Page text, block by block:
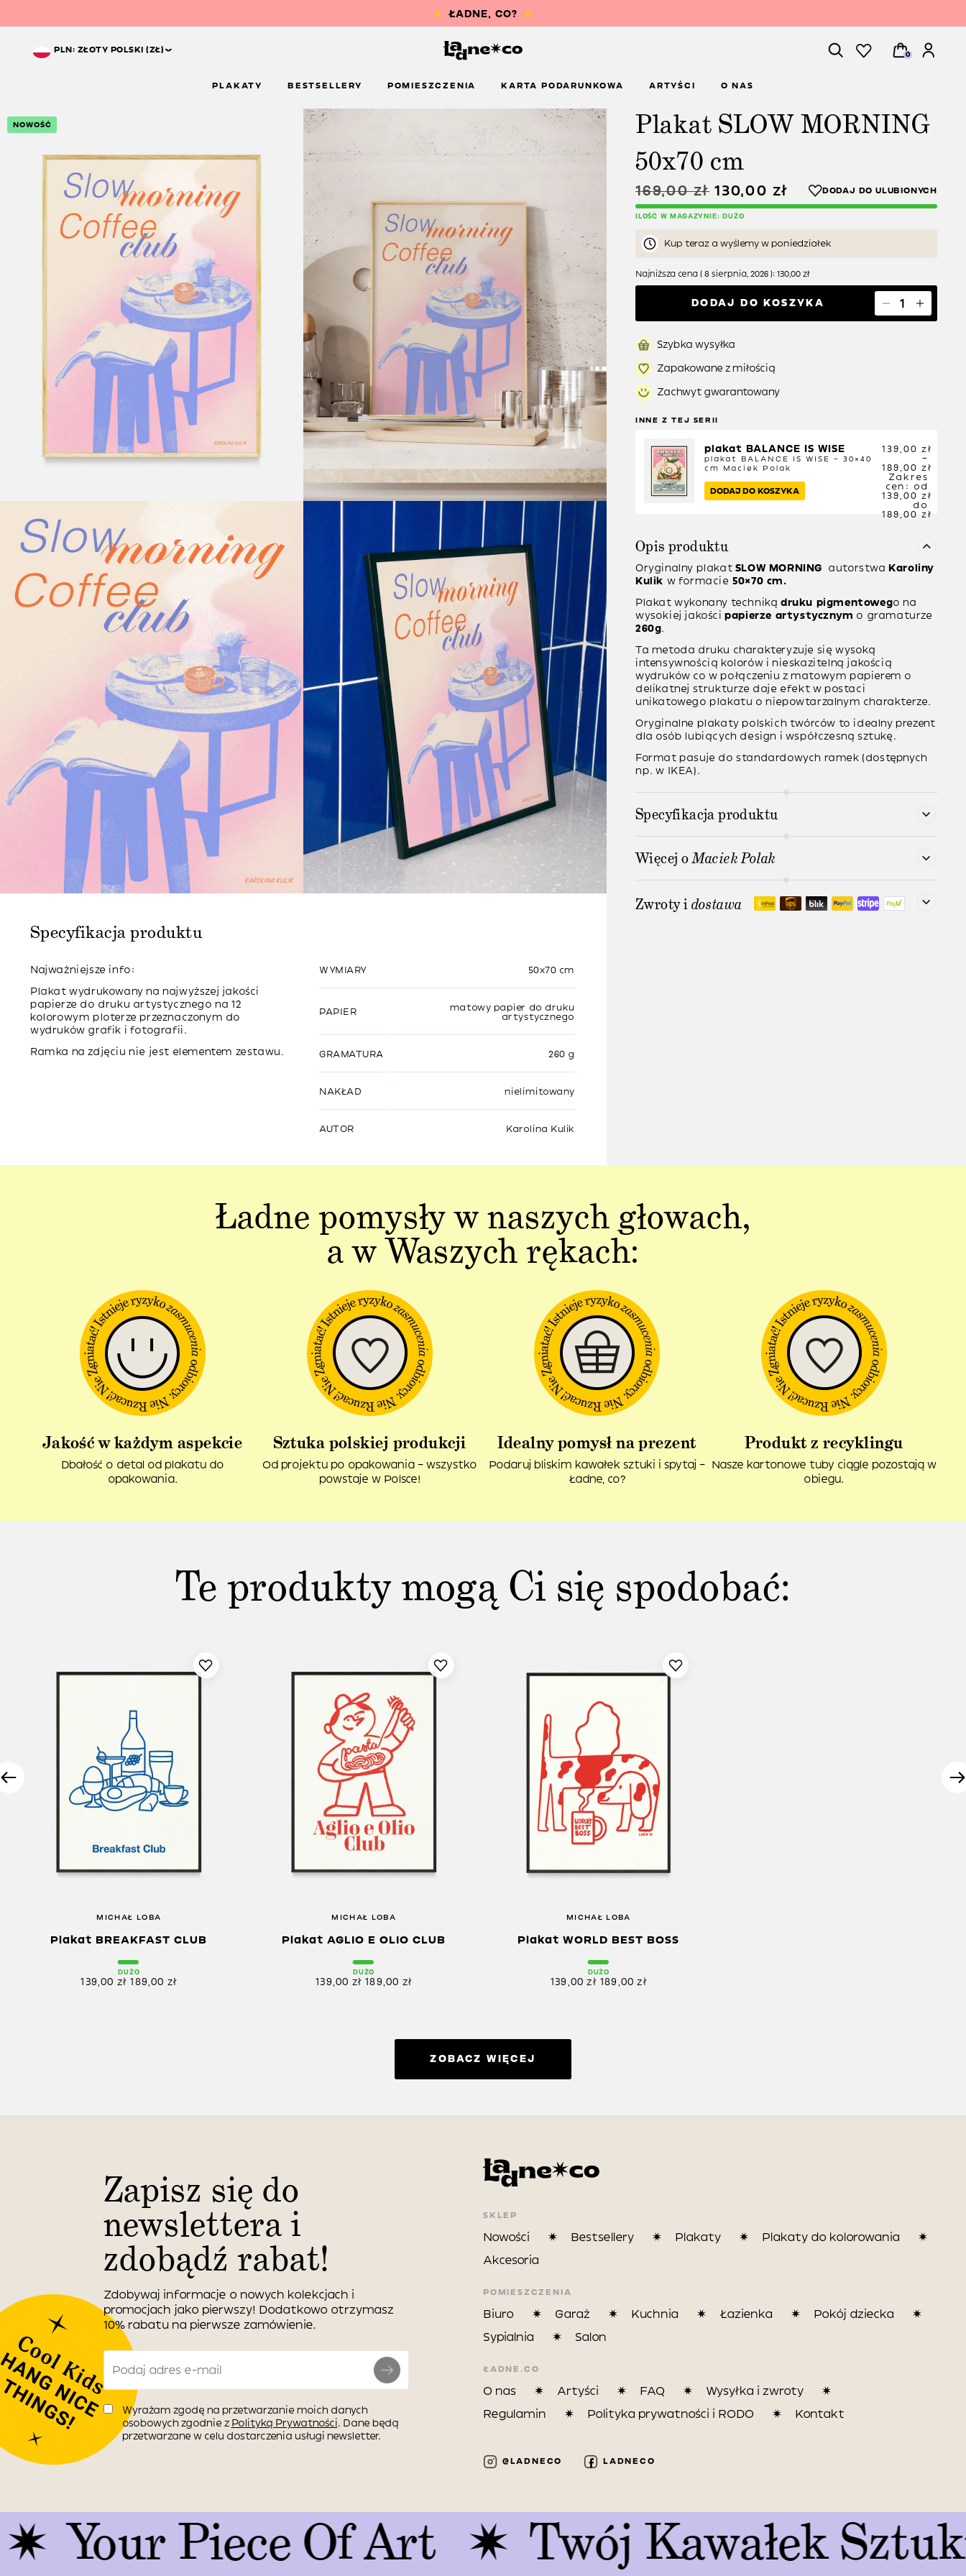
PLN: ZŁOTY POLSKI (ZŁ)^
0
PLAKATY BESTSELLERY POMIESZCZENIA KARTA PODARUNKOWA ARTYŚCI O NAS
NOWOŚĆ
Specyfikacja produktu
Najważniejsze info:
Plakat wydrukowany na najwyższej jakości
papierze do druku artystycznego na 12
kolorowym ploterze przeznaczonym do
wydruków grafik i fotografii.
Ramka na zdjęciu nie jest elementem zestawu.
WYMIARY 50x70 cm
PAPIER
matowy papier do druku
artystycznego
GRAMATURA 260 g
NAKŁAD nielimitowany
AUTOR Karolina Kulik
Plakat SLOW MORNING
50x70 cm
169,00zł 130,00 zł
ILOŚĆ W MAGAZYNIE: DUŻO
Kup teraz a wyślemy w poniedziałek
Najniższa cena ( 8 sierpnia, 2026 ): 130,00 zł
DODAJ DO KOSZYKA
Szybka wysyłka
Zapakowane z miłością
Zachwyt gwarantowany
INNE Z TEJ SERII
plakat BALANCE IS WISE
plakat BALANCE IS WISE – 30×40
cm Maciek Polak
139,00 zł
–
189,00 zł
Zakres
cen: od
139,00 zł
do
189,00 zł
DODAJ DO KOSZYKA
Opis produktu
Oryginalny plakat SLOW MORNING autorstwa Karoliny
Kulik w formacie 50×70 cm.
Plakat wykonany techniką druku pigmentowego na
wysokiej jakościpapierze artystycznym o gramaturze
260g.
Ta metoda druku charakteryzuje się wysoką
intensywnością kolorów i nieskazitelną jakością
wydruków co w połączeniu z matowym papierem o
delikatnej strukturze daje efekt w postaci
unikatowego plakatu o niepowtarzalnym charakterze.
Oryginalne plakaty polskich twórców to idealny prezent
dla osób lubiących design i współczesną sztukę.
Format pasuje do standardowych ramek (dostępnych
np. w IKEA).
Specyfikacja produktu
Więcej oMaciek Polak
Zwroty idostawa
Ładne pomysły w naszych głowach,
a w Waszych rękach:
Jakość w każdym aspekcie
Dbałość o detal od plakatu do
opakowania.
Sztuka polskiej produkcji
Od projektu po opakowania – wszystko
powstaje w Polsce!
Idealny pomysł na prezent
Podaruj bliskim kawałek sztuki i spytaj –
Ładne, co?
Produkt z recyklingu
Nasze kartonowe tuby ciągle pozostają w
obiegu.
Te produkty mogą Ci się spodobać:
MICHAŁ LOBA
Plakat BREAKFAST CLUB
DUŻO
139,00 zł 189,00 zł
MICHAŁ LOBA
Plakat AGLIO E OLIO CLUB
DUŻO
139,00 zł 189,00 zł
MICHAŁ LOBA
Plakat WORLD BEST BOSS
DUŻO
139,00zł 189,00zł
ZOBACZ WIĘCEJ
Zapisz się do
newslettera i
zdobądź rabat!
Zdobywaj informacje o nowych kolekcjach i
promocjach jako pierwszy! Dodatkowo otrzymasz
10% rabatu na pierwsze zamówienie.
Wyrażam zgodę na przetwarzanie moich danych
osobowych zgodnie z Polityką Prywatności. Dane będą
przetwarzane w celu dostarczenia usługi newsletter.
SKLEP
Nowości Bestsellery Plakaty
Plakaty do kolorowania
Akcesoria
POMIESZCZENIA
Biuro Garaż Kuchnia Łazienka
Pokój dziecka
Sypialnia
Salon
ŁADNE.CO
O nas Artyści FAQ
Wysyłka i zwroty
Regulamin
Polityka prywatności i RODO Kontakt
@LADNECO LADNECO
Piece Of Art Twój Kawałek Sztuki